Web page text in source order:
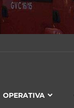
OPERATIVA